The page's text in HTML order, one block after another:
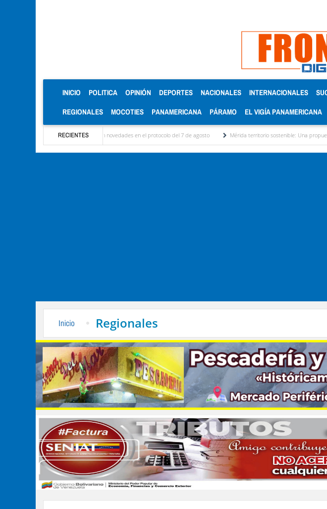
INICIO (CURRENT)
POLITICA OPINIÓN DEPORTES NACIONALES INTERNACIONALES
REGIONALES MOCOTIES PANAMERICANA PÁRAMO EL VIGÍA PANAMERICANA
RECIENTES
y se conocieron novedades en el protocolo del 7 de agosto Mérida territorio sostenible: Una propuesta estratégica por
Inicio Regionales